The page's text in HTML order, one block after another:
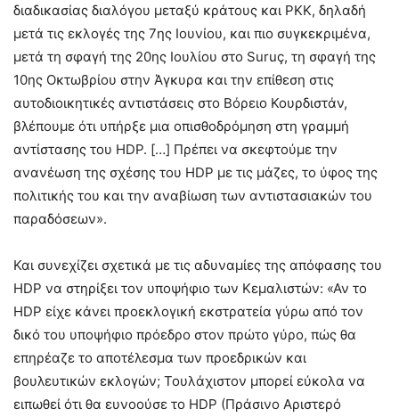
διαδικασίας διαλόγου μεταξύ κράτους και PKK, δηλαδή
μετά τις εκλογές της 7ης Ιουνίου, και πιο συγκεκριμένα,
μετά τη σφαγή της 20ης Ιουλίου στο Suruç, τη σφαγή της
10ης Οκτωβρίου στην Άγκυρα και την επίθεση στις
αυτοδιοικητικές αντιστάσεις στο Βόρειο Κουρδιστάν,
βλέπουμε ότι υπήρξε μια οπισθοδρόμηση στη γραμμή
αντίστασης του HDP. […] Πρέπει να σκεφτούμε την
ανανέωση της σχέσης του HDP με τις μάζες, το ύφος της
πολιτικής του και την αναβίωση των αντιστασιακών του
παραδόσεων».
Και συνεχίζει σχετικά με τις αδυναμίες της απόφασης του
HDP να στηρίξει τον υποψήφιο των Κεμαλιστών: «Αν το
HDP είχε κάνει προεκλογική εκστρατεία γύρω από τον
δικό του υποψήφιο πρόεδρο στον πρώτο γύρο, πώς θα
επηρέαζε το αποτέλεσμα των προεδρικών και
βουλευτικών εκλογών; Τουλάχιστον μπορεί εύκολα να
ειπωθεί ότι θα ευνοούσε το HDP (Πράσινο Αριστερό